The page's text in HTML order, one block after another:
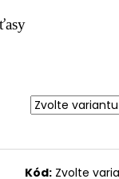
Kód: Zvolte